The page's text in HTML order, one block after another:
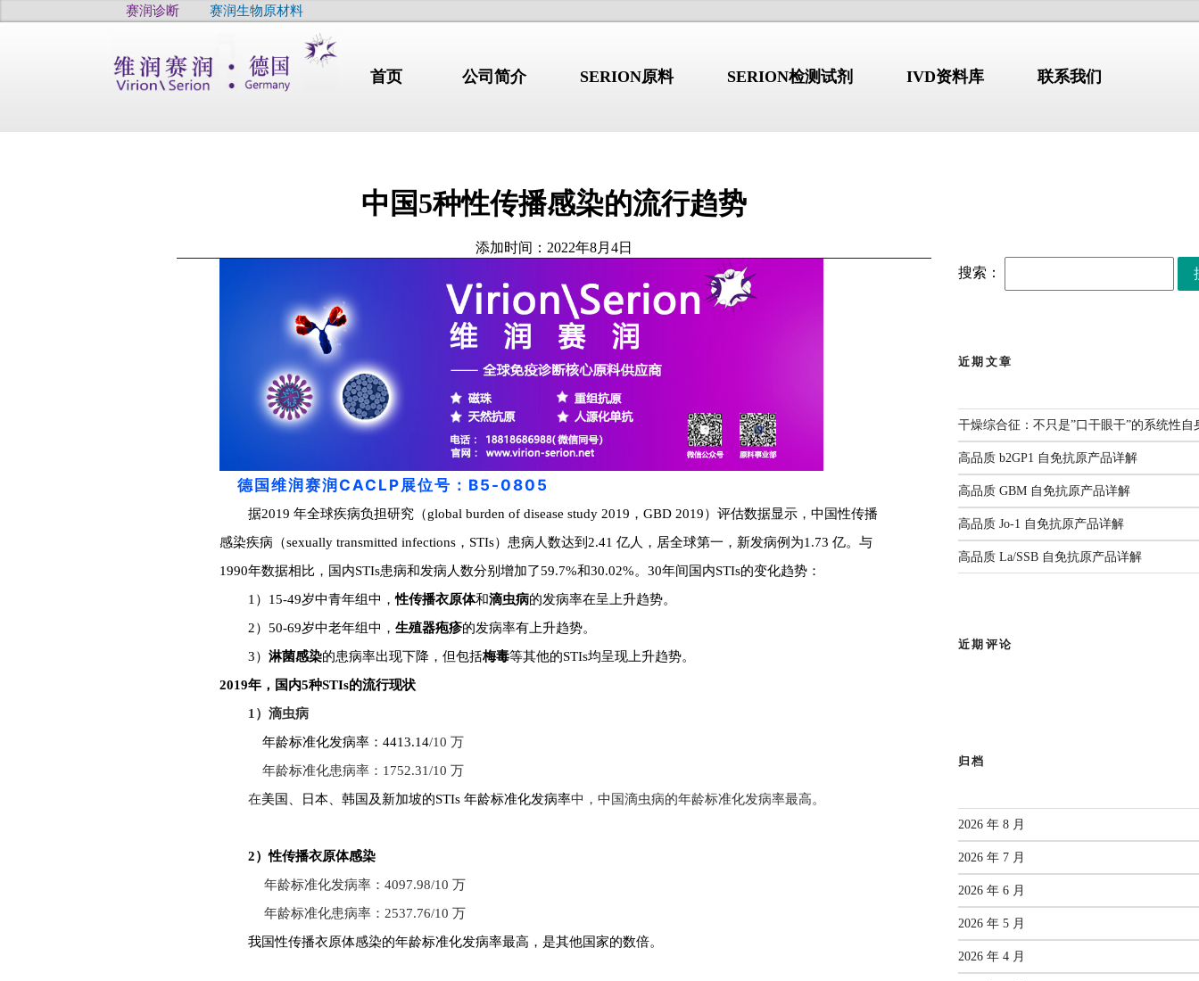
赛润诊断 赛润生物原材料
首页 公司简介
公司简介
德国维润赛润 (Institut Virion\Serion GmbH)
始于1978年，
是全球著名的诊断原料生产商。总部设于德国维尔茨堡，拥有
DIN EN ISO 13485认证及P3生物安全实验室。四十余载匠心耕
耘，我们在天然抗原、重组抗原、人源化单抗等领域构建了丰富
维润赛润生物技术（深圳）有限公司作为亚太区枢纽，
全面承载Virion\Serion的品牌使命，为客户提供专业的市场推
广、商务合作及技术支持，致力成为您值得信赖的合作伙伴。
SERION原料 SERION检测试剂 IVD资料库
行业动态 /NEWS
干燥综合征：不只是”口
干眼干”的系统性自身免
2026.08.03
高品质 b2GP1 自免抗原产品详解
高品质 Jo-1 自免抗原产品详解
高品质 La/SSB 自免抗原产品详解
查看全部动态
行业新闻
干燥综合征：不只是”口干眼
干”的系统性自身免疫病
高品质 Jo-1 自免抗原产品详解
【标准・方案・指南】布
2026.07.10
项指南征求意见稿
监测年度报告（2025）
国家疾控发布：传染病信息报告
管理规范（2026年版）
前沿综述：呼吸道病原体
感染与检测：现状、挑战
2026.06.22
查看全部共识
联系我们
中国5种性传播感染的流行趋势
添加时间：2022年8月4日
德国维润赛润CACLP展位号：B5-0805
据2019 年全球疾病负担研究（global burden of disease study 2019，GBD 2019）评估数据显示，中国性传播
感染疾病（sexually transmitted infections，STIs）患病人数达到2.41 亿人，居全球第一，新发病例为1.73 亿。 与
1990年数据相比， 国内STIs患病和发病人数分别增加了59.7%和30.02%。 30年间国内STIs的变化趋势：
1）15-49岁中青年组中，性传播衣原体和滴虫病的发病率在呈上升趋势。
2）50-69岁中老年组中， 生殖器疱疹的发病率有上升趋势。
3） 淋菌感染的患病率出现下降，但包括梅毒等其他的STIs均呈现上升趋势。
2019年，国内5种STIs的流行现状
1）滴虫病
年龄标准化发病率：4413.14/10 万
年龄标准化患病率 ： 1752.31/10 万
在美国、日本、韩国及新加坡的STIs 年龄标准化发病率中，中国滴虫病的年龄标准化发病率最高。
2）性传播衣原体感染
年龄标准化发病率：4097.98/10 万
年龄标准化患病率 ： 2537.76/10 万
我国性传播衣原体感染的年龄标准化发病率最高，是其他国家的数倍。
搜索：
近期文章
干燥综合征：不只是”口干眼干”的系统性自
高品质 b2GP1 自免抗原产品详解
高品质 GBM 自免抗原产品详解
高品质 Jo-1 自免抗原产品详解
高品质 La/SSB 自免抗原产品详解
近期评论
归档
2026 年 8 月
2026 年 7 月
2026 年 6 月
2026 年 5 月
2026 年 4 月